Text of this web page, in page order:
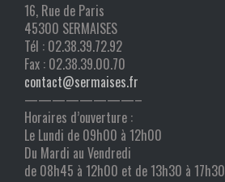
16, Rue de Paris
45300 SERMAISES
Tél : 02.38.39.72.92
Fax : 02.38.39.00.70
contact@sermaises.fr
————————–
Horaires d’ouverture :
Le Lundi de 09h00 à 12h00
Du Mardi au Vendredi
de 08h45 à 12h00 et de 13h30 à 17h30